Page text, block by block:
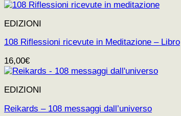
EDIZIONI
108 Riflessioni ricevute in Meditazione – Libro
16,00€
EDIZIONI
Reikards – 108 messaggi dall’universo